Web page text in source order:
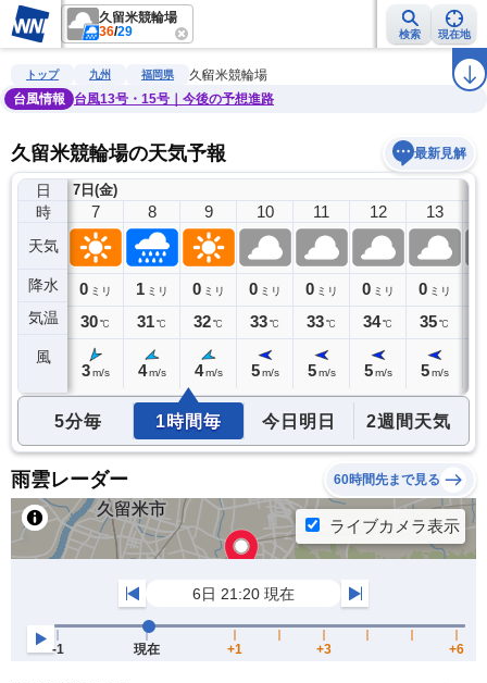
久留米競輪場
36/29 検索 現在地
雨雲レーダー 台風情報 地震情報 ラ
トップ 九州 福岡県
久留米競輪場
台風情報
台風13号・15号｜今後の予想進路
久留米競輪場の天気予報 最新見解
日
時
天気
降水
気温
風
7日(金)
6
0ミリ
29℃
7
0 ミリ
30℃
3 m/s
8
1 ミリ
31℃
4 m/s
9
0 ミリ
32℃
4 m/s
10
0 ミリ
33℃
5 m/s
11
0 ミリ
33℃
5 m/s
12
0 ミリ
34℃
5 m/s
13
0 ミリ
35℃
5 m/s
5分毎 1時間毎 今日明日 2週間天気
雨雲レーダー 60時間先まで見る